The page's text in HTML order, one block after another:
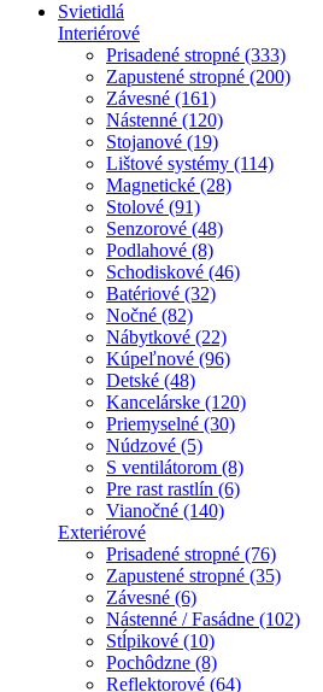
Svietidlá
Interiérové
Prisadené stropné (333)
Zapustené stropné (200)
Závesné (161)
Nástenné (120)
Stojanové (19)
Lištové systémy (114)
Magnetické (28)
Stolové (91)
Senzorové (48)
Podlahové (8)
Schodiskové (46)
Batériové (32)
Nočné (82)
Nábytkové (22)
Kúpeľnové (96)
Detské (48)
Kancelárske (120)
Priemyselné (30)
Núdzové (5)
S ventilátorom (8)
Pre rast rastlín (6)
Vianočné (140)
Exteriérové
Prisadené stropné (76)
Zapustené stropné (35)
Závesné (6)
Nástenné / Fasádne (102)
Stĺpikové (10)
Pochôdzne (8)
Reflektorové (64)